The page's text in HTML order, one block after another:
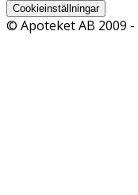
Cookieinställningar
© Apoteket AB 2009 -